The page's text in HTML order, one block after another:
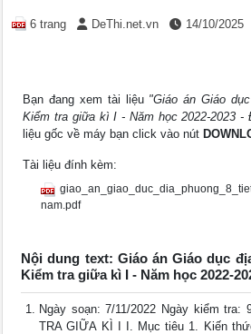
6 trang DeThi.net.vn 14/10/2025
Bạn đang xem tài liệu "Giáo án Giáo
Kiểm tra giữa kì I - Năm học 2022-2023 -
liệu gốc về máy bạn click vào nút
Tài liệu đính kèm:
nam.pdf
Nội dung text: Giáo án Giáo dục
Kiểm tra giữa kì I - Năm học 2022-
Ngày soạn: 7/11/2022 Ngày kiểm tra:
TRA GIỮA KÌ I I. Mục tiêu 1. Kiến